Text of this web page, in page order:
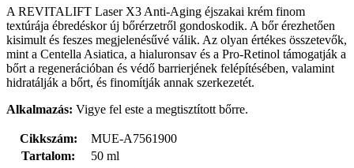
A REVITALIFT Laser X3 Anti-Aging éjszakai krém finom
textúrája ébredéskor új bőrérzetről gondoskodik. A bőr érezhetően
kisimult és feszes megjelenésűvé válik. Az olyan értékes összetevők,
mint a Centella Asiatica, a hialuronsav és a Pro-Retinol támogatják a
bőrt a regenerációban és védő barrierjének felépítésében, valamint
hidratálják a bőrt, és finomítják annak szerkezetét.
Alkalmazás: Vigye fel este a megtisztított bőrre.
Cikkszám:
MUE-A7561900
Tartalom:
50 ml